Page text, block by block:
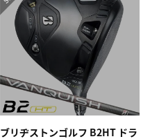
ブリヂストンゴルフ B2HT ドラ